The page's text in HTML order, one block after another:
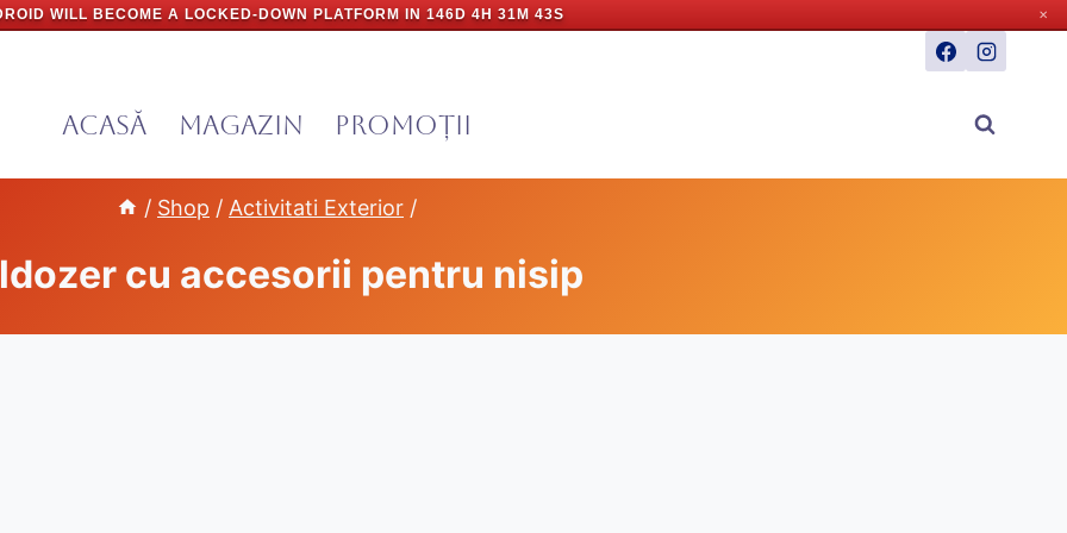
WILL BECOME A LOCKED-DOWN PLATFORM IN 146D 4H 31M 42S ✕
Acasă Magazin PROMOȚII
/ Shop / Activitati Exterior /
cu accesorii pentru nisip